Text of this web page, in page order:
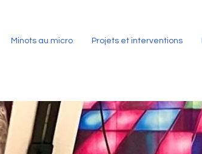
Minots au micro Projets et interventions